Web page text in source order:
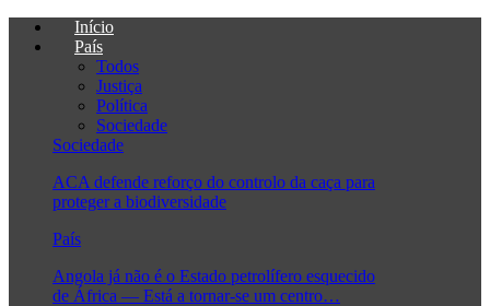
Início
País
Todos
Justiça
Política
Sociedade
Sociedade
ACA defende reforço do controlo da caça para
proteger a biodiversidade
País
Angola já não é o Estado petrolífero esquecido
de África — Está a tornar-se um centro…